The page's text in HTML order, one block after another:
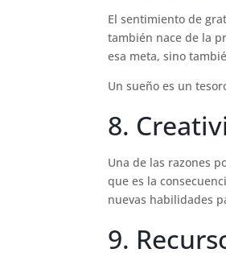
El sentimiento de
también nace de la
esa meta, sino
Un sueño es un
8.
Una de las razones
que es la
nuevas habilidades
9.